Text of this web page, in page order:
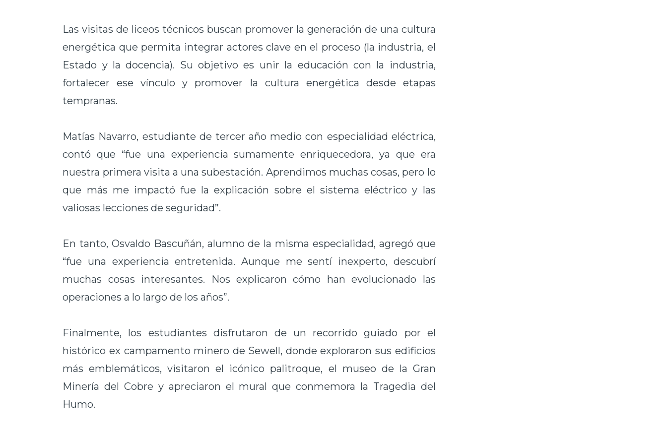
Las visitas de liceos técnicos buscan promover la generación de una cultura
energética que permita integrar actores clave en el proceso (la industria, el
Estado y la docencia). Su objetivo es unir la educación con la industria,
fortalecer ese vínculo y promover la cultura energética desde etapas
tempranas.
Matías Navarro, estudiante de tercer año medio con especialidad eléctrica,
contó que “fue una experiencia sumamente enriquecedora, ya que era
nuestra primera visita a una subestación. Aprendimos muchas cosas, pero lo
que más me impactó fue la explicación sobre el sistema eléctrico y las
valiosas lecciones de seguridad”.
En tanto, Osvaldo Bascuñán, alumno de la misma especialidad, agregó que
“fue una experiencia entretenida. Aunque me sentí inexperto, descubrí
muchas cosas interesantes. Nos explicaron cómo han evolucionado las
operaciones a lo largo de los años”.
Finalmente, los estudiantes disfrutaron de un recorrido guiado por el
histórico ex campamento minero de Sewell, donde exploraron sus edificios
más emblemáticos, visitaron el icónico palitroque, el museo de la Gran
Minería del Cobre y apreciaron el mural que conmemora la Tragedia del
Humo.